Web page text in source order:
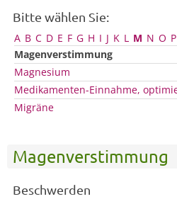
Bitte wählen Sie:
A B C D E F G H I J K L M N O P
Magenverstimmung
Magnesium
Medikamenten-Einnahme,
Migräne
Magenverstimmung
Beschwerden